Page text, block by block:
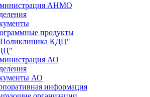
АНМО
продукты
КДЦ"
АО
АО
информация